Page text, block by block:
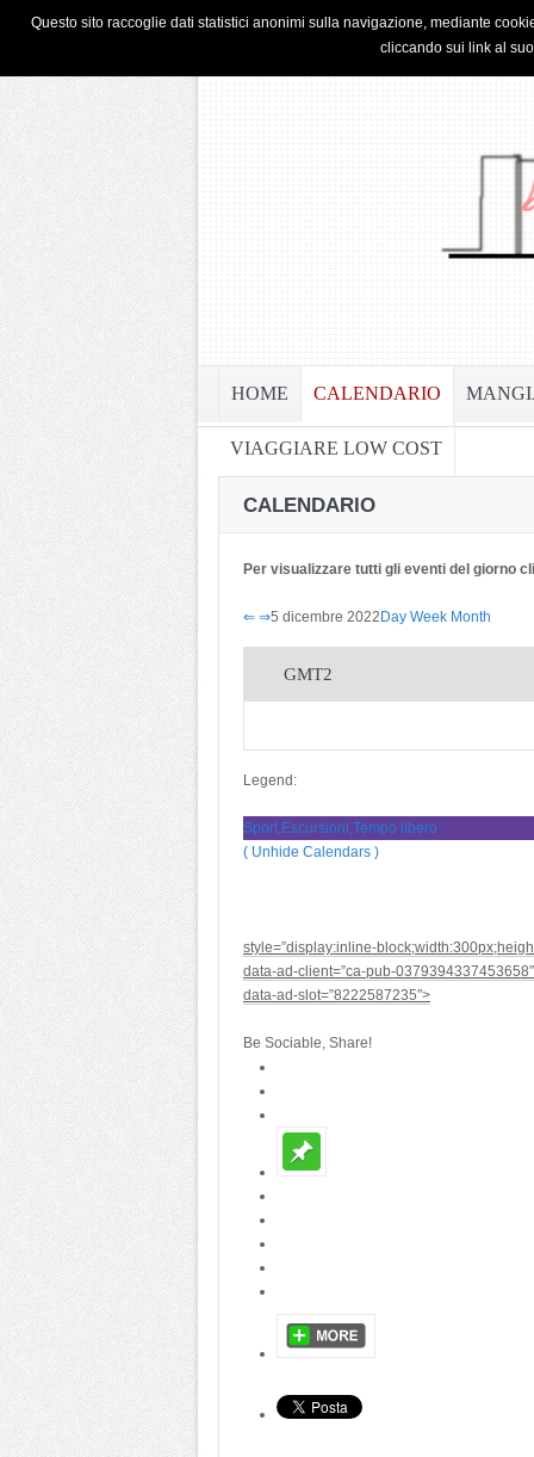
HOME PRIVACY & COOKIE POLICY
HOME CALENDARIO
VIAGGIARE LOW COST
CALENDARIO
Per visualizzare tutti gli eventi del giorno
⇐ ⇒5 dicembre 2022 Day Week Month
GMT2
Legend:
Sport,Escursioni,Tempo libero
( Unhide Calendars )
style=”display:inline-
data-ad-client=”ca-pub-0379394337453658″
data-ad-slot=”8222587235″>
Be Sociable, Share!
Questo sito raccoglie dati statistici anonimi sulla navigazione, mediante
cliccando sui link al